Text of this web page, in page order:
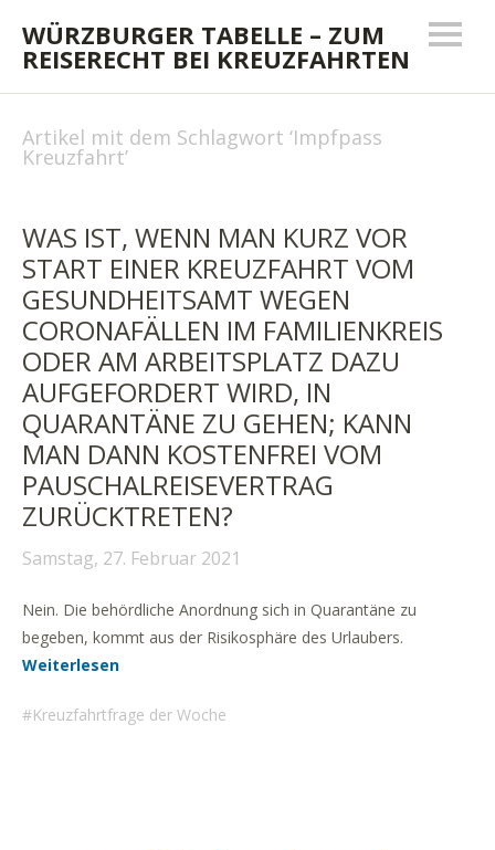
WÜRZBURGER TABELLE – ZUM
REISERECHT BEI KREUZFAHRTEN
Artikel mit dem Schlagwort ‘Impfpass
Kreuzfahrt’
WAS IST, WENN MAN KURZ VOR
START EINER KREUZFAHRT VOM
GESUNDHEITSAMT WEGEN
CORONAFÄLLEN IM FAMILIENKREIS
ODER AM ARBEITSPLATZ DAZU
AUFGEFORDERT WIRD, IN
QUARANTÄNE ZU GEHEN; KANN
MAN DANN KOSTENFREI VOM
PAUSCHALREISEVERTRAG
ZURÜCKTRETEN?
Samstag, 27. Februar 2021
Nein. Die behördliche Anordnung sich in Quarantäne zu
begeben, kommt aus der Risikosphäre des Urlaubers.
Weiterlesen
Kreuzfahrtfrage der Woche